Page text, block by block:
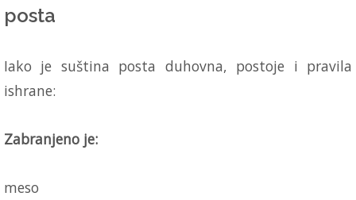
posta
Iako je suština posta duhovna, postoje i pravila
ishrane:
Zabranjeno je:
meso